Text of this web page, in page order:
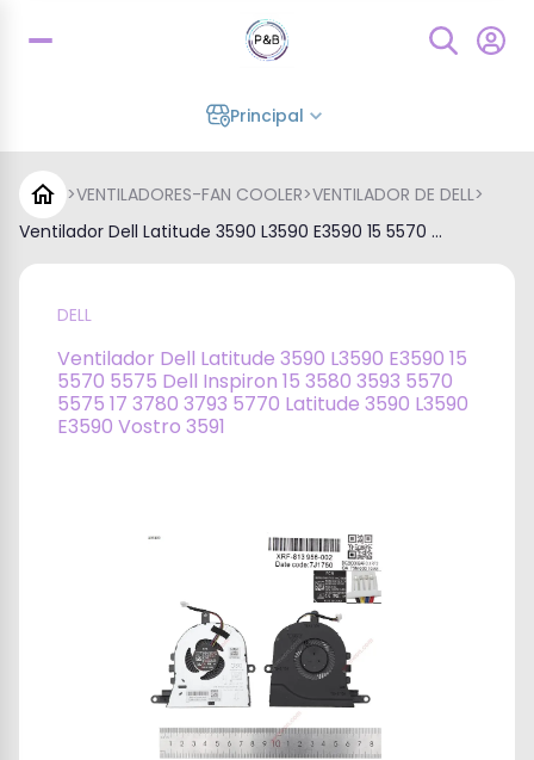
Principal
>VENTILADORES-FAN COOLER>VENTILADOR DE DELL>
Ventilador Dell Latitude 3590 L3590 E3590 15 5570 ...
DELL
Ventilador Dell Latitude 3590 L3590 E3590 15
5570 5575 Dell Inspiron 15 3580 3593 5570
5575 17 3780 3793 5770 Latitude 3590 L3590
E3590 Vostro 3591